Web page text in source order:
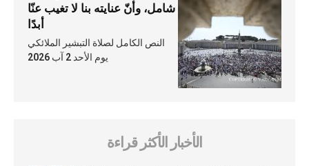
شامل، وأنّ عنايته بنا لا تغيب عنّا
أبدًا
النص الكامل لصلاة التبشير الملائكي
يوم الأحد 2 آب 2026
الأخبار الأكثر قراءة